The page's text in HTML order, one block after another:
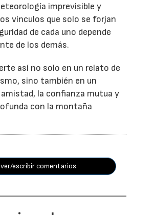
imprevisible y
vínculos que solo se forjan
de cada uno depende
de los demás.
así no solo en un relato de
sino también en un
la confianza mutua y
con la montaña
ver/escribir comentarios